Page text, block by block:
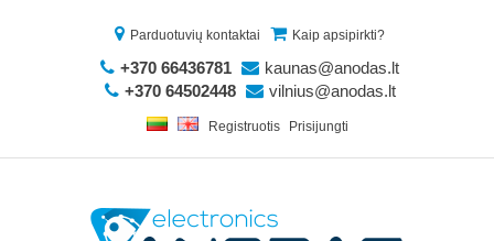
Parduotuvių kontaktai Kaip apsipirkti?
+370 66436781
kaunas@anodas.lt
+370 64502448
vilnius@anodas.lt
Registruotis Prisijungti